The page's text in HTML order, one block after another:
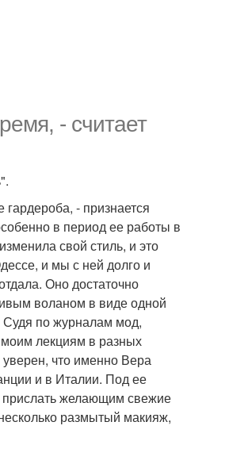
- считает
- признается
в период ее работы в
свой стиль, и это
и мы с ней долго и
Оно достаточно
воланом в виде одной
Судя по журналам мод,
моим лекциям в разных
что именно Вера
и в Италии. Под ее
прислать желающим свежие
размытый макияж,